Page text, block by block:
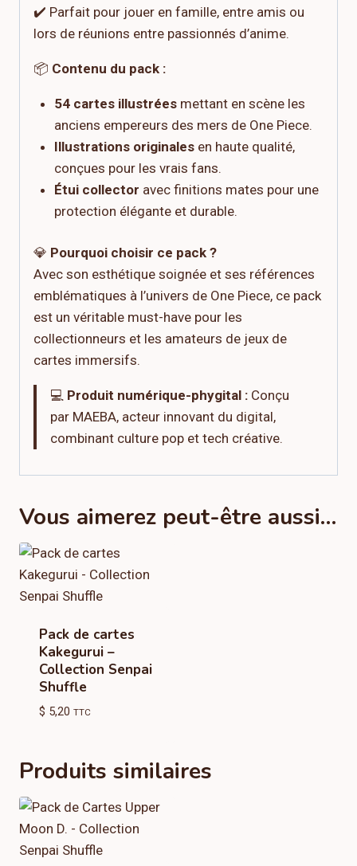
✔️ Parfait pour jouer en famille, entre amis ou
lors de réunions entre passionnés d’anime.
📦 Contenu du pack :
54 cartes illustréesmettant en scène les
anciens empereurs des mers de One Piece.
Illustrations originalesen haute qualité,
conçues pour les vrais fans.
Étui collector avec finitions mates pour une
protection élégante et durable.
💎 Pourquoi choisir ce pack ?
Avec son esthétique soignée et ses références
emblématiques à l’univers de One Piece, ce pack
est un véritable must-have pour les
collectionneurs et les amateurs de jeux de
cartes immersifs.
💻 Produit numérique-phygital : Conçu
par MAEBA, acteur innovant du digital,
combinant culture pop et tech créative.
Vous aimerez peut-être aussi…
Pack de cartes
Kakegurui –
Collection Senpai
Shuffle
$ 5,20 TTC
Produits similaires